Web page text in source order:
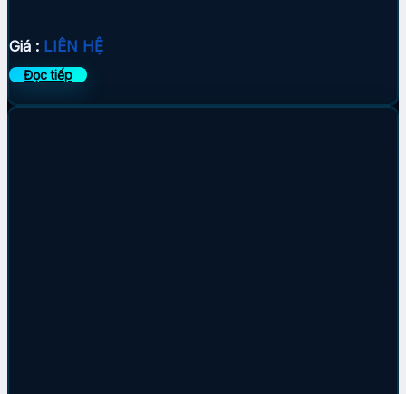
Giá : LIÊN HỆ
Đọc tiếp